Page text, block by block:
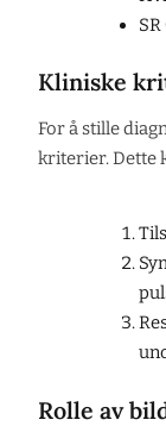
Kliniske
For å stille
kriterier. Dette
Rolle av